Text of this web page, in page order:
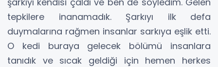
tepkilere inanamadık. Şarkıyı ilk defa
duymalarına rağmen insanlar sarkıya eşlik etti.
O kedi buraya gelecek bölümü insanlara
tanıdık ve sıcak geldiği için hemen herkes